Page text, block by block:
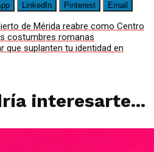
LinkedIn Pinterest Email
de Mérida reabre como Centro
costumbres romanas
que suplanten tu identidad en
interesarte...